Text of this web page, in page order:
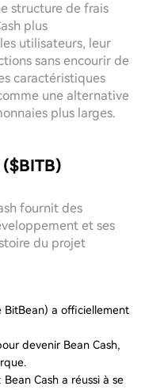
structure de frais
plus
utilisateurs, leur
sans encourir de
caractéristiques
une alternative
plus larges.
($BITB)
fournit des
et ses
du projet
BitBean) a officiellement
devenir Bean Cash,
: Bean Cash a réussi à se